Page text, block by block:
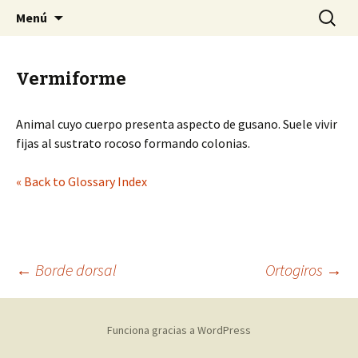
SMACH
Sociedad Malacológica de Chile
Menú Buscar:
Vermiforme
Animal cuyo cuerpo presenta aspecto de gusano. Suele vivir
fijas al sustrato rocoso formando colonias.
« Back to Glossary Index
Navegación
← Borde dorsal Ortogiros →
Funciona gracias a WordPress